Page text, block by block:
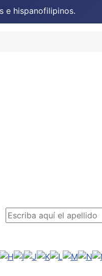
e hispanofilipinos.